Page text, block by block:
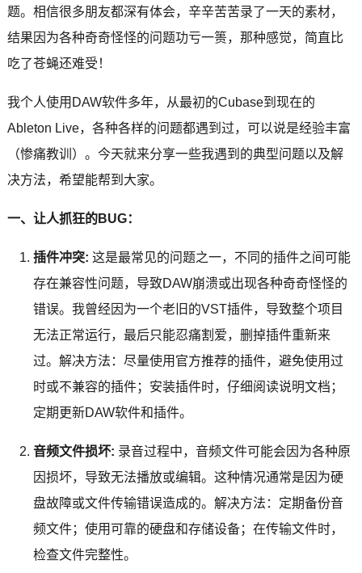
题。相信很多朋友都深有体会，辛辛苦苦录了一天的素材，
结果因为各种奇奇怪怪的问题功亏一篑，那种感觉，简直比
吃了苍蝇还难受！
我个人使用DAW软件多年，从最初的Cubase到现在的
Ableton Live，各种各样的问题都遇到过，可以说是经验丰富
（惨痛教训）。今天就来分享一些我遇到的典型问题以及解
决方法，希望能帮到大家。
一、让人抓狂的BUG：
插件冲突: 这是最常见的问题之一，不同的插件之间可能
存在兼容性问题，导致DAW崩溃或出现各种奇奇怪怪的
错误。我曾经因为一个老旧的VST插件，导致整个项目
无法正常运行，最后只能忍痛割爱，删掉插件重新来
过。解决方法：尽量使用官方推荐的插件，避免使用过
时或不兼容的插件；安装插件时，仔细阅读说明文档；
定期更新DAW软件和插件。
音频文件损坏: 录音过程中，音频文件可能会因为各种原
因损坏，导致无法播放或编辑。这种情况通常是因为硬
盘故障或文件传输错误造成的。解决方法：定期备份音
频文件；使用可靠的硬盘和存储设备；在传输文件时，
检查文件完整性。